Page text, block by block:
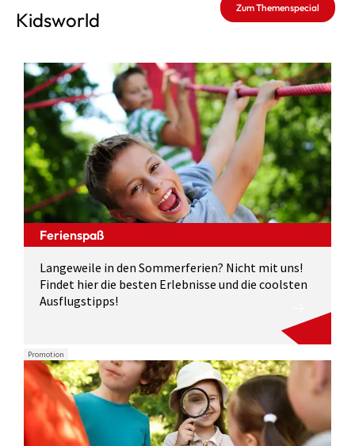
Kidsworld
Zum Themenspecial
Ferienspaß
Langeweile in den Sommerferien? Nicht mit uns!
Findet hier die besten Erlebnisse und die coolsten
Ausflugstipps!
Promotion